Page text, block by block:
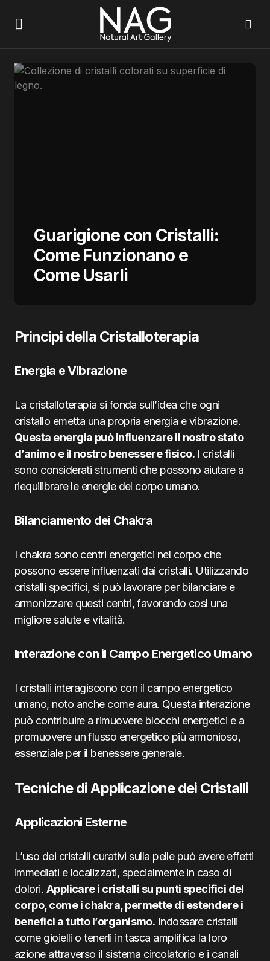
Guarigione con Cristalli:
Come Funzionano e
Come Usarli
Principi della Cristalloterapia
Energia e Vibrazione
La cristalloterapia si fonda sull’idea che ogni
cristallo emetta una propria energia e vibrazione.
Questa energia può influenzare il nostro stato
d’animo e il nostro benessere fisico. I cristalli
sono considerati strumenti che possono aiutare a
riequilibrare le energie del corpo umano.
Bilanciamento dei Chakra
I chakra sono centri energetici nel corpo che
possono essere influenzati dai cristalli. Utilizzando
cristalli specifici, si può lavorare per bilanciare e
armonizzare questi centri, favorendo così una
migliore salute e vitalità.
Interazione con il Campo Energetico Umano
I cristalli interagiscono con il campo energetico
umano, noto anche come aura. Questa interazione
può contribuire a rimuovere blocchi energetici e a
promuovere un flusso energetico più armonioso,
essenziale per il benessere generale.
Tecniche di Applicazione dei Cristalli
Applicazioni Esterne
L’uso dei cristalli curativi sulla pelle può avere effetti
immediati e localizzati, specialmente in caso di
dolori. Applicare i cristalli su punti specifici del
corpo, come i chakra, permette di estendere i
benefici a tutto l’organismo. Indossare cristalli
come gioielli o tenerli in tasca amplifica la loro
azione attraverso il sistema circolatorio e i canali